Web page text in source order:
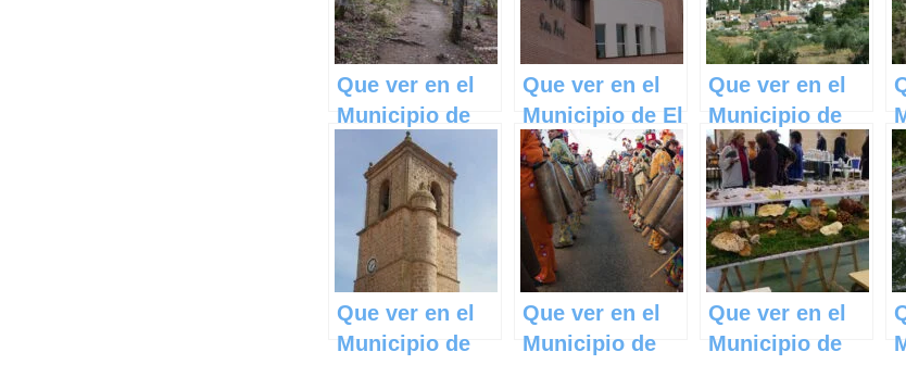
Mancha
Mancha
Mancha
Que ver en el
Municipio de
Cantalojas en
Castilla La
Mancha
Que ver en el
Municipio de El
Casar en
Castilla La
Mancha
Que ver en el
Municipio de
Villaverde de
Guadalimar en
Castilla La
Mancha
Que ver en el
Municipio de
Que ver en el
Municipio de
Que ver en el
Municipio de